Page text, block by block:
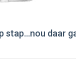
stap...nou daar